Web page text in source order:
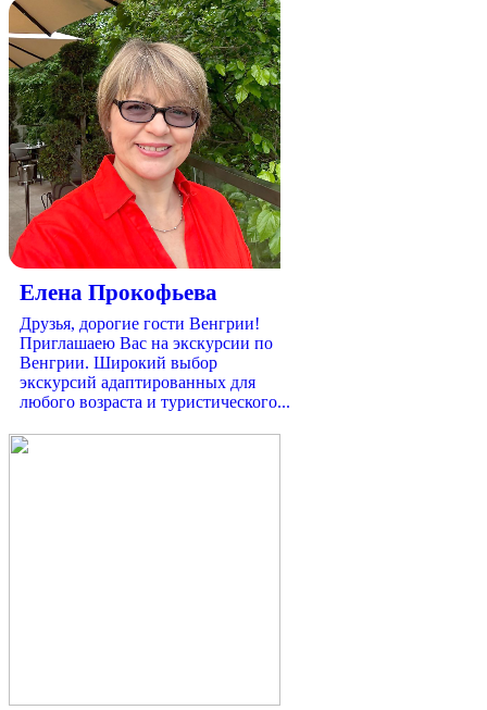
Елена Прокофьева
Друзья, дорогие гости Венгрии!
Приглашаею Вас на экскурсии по
Венгрии. Широкий выбор
экскурсий адаптированных для
любого возраста и туристического...